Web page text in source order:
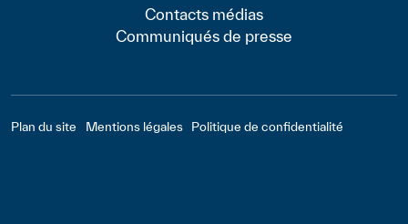
Contacts médias
Communiqués de presse
Footer - Bas
Plan du site Mentions légales Politique de confidentialité